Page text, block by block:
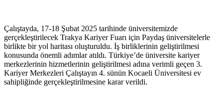
Çalıştayda, 17-18 Şubat 2025 tarihinde üniversitemizde
gerçekleştirilecek Trakya Kariyer Fuarı için Paydaş üniversitelerle
birlikte bir yol haritası oluşturuldu. İş birliklerinin geliştirilmesi
konusunda önemli adımlar atıldı. Türkiye’de üniversite kariyer
merkezlerinin hizmetlerinin geliştirilmesi adına verimli geçen 3.
Kariyer Merkezleri Çalıştayın 4. sünün Kocaeli Üniversitesi ev
sahipliğinde gerçekleştirilmesine karar verildi.